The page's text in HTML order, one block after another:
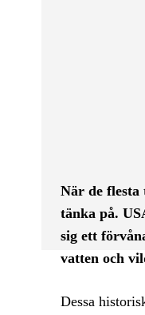
När de
tänka på.
sig ett
vatten och
Dessa